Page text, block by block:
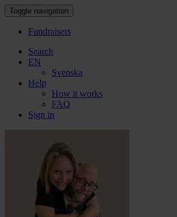
Toggle navigation
Fundraisers
Search
EN
Svenska
Help
How it works
FAQ
Sign in